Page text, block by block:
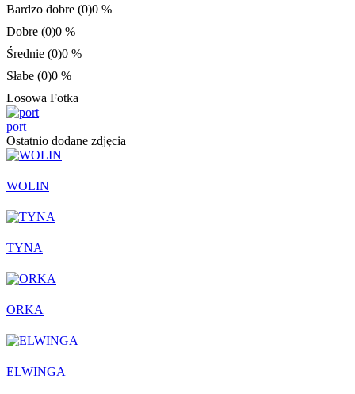
Bardzo dobre (0)0 %
Dobre (0)0 %
Średnie (0)0 %
Słabe (0)0 %
Losowa Fotka
port
Ostatnio dodane zdjęcia
WOLIN
TYNA
ORKA
ELWINGA